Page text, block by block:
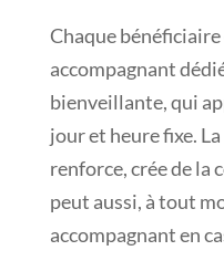
Chaque
accompagnant
bienveillante, qui
jour et heure fixe.
renforce, crée de la
peut aussi, à tout
accompagnant en